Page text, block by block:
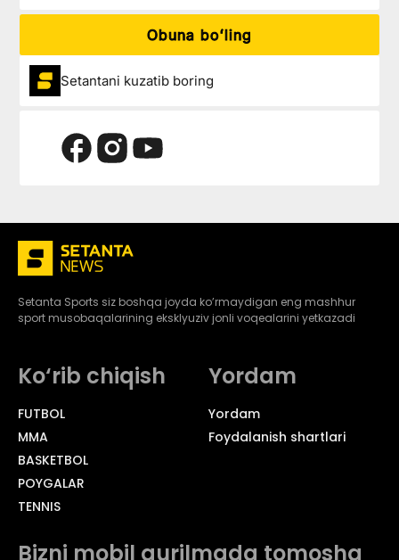
Obuna boʻling
Setantani kuzatib boring
Setanta Sports siz boshqa joyda ko’rmaydigan eng mashhur
sport musobaqalarining eksklyuziv jonli voqealarini yetkazadi
Ko‘rib chiqish
FUTBOL
MMA
BASKETBOL
POYGALAR
TENNIS
Yordam
Yordam
Foydalanish shartlari
Bizni mobil qurilmada tomosha